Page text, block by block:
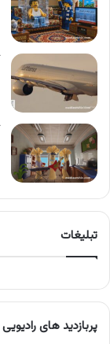
تبلیغات
پربازدید های رادیویی